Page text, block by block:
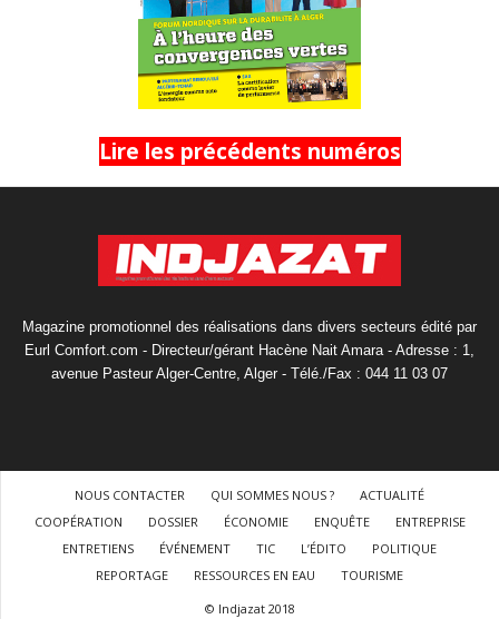
Lire les précédents numéros
Magazine promotionnel des réalisations dans divers secteurs édité par
Eurl Comfort.com - Directeur/gérant Hacène Nait Amara - Adresse : 1,
avenue Pasteur Alger-Centre, Alger - Télé./Fax : 044 11 03 07
NOUS CONTACTER QUI SOMMES NOUS ?
ACTUALITÉ
COOPÉRATION
DOSSIER ÉCONOMIE ENQUÊTE
ENTREPRISE
ENTRETIENS
ÉVÉNEMENT TIC L’ÉDITO
POLITIQUE
REPORTAGE
RESSOURCES EN EAU
TOURISME
© Indjazat 2018